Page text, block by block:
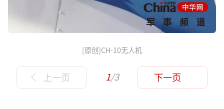
[原创]CH-10无人机
上一页 1/3 下一页